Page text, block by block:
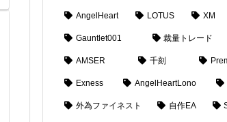
AngelHeart LOTUS XM
Gauntlet001 裁量トレード
AMSER 千刻
Exness AngelHeartLono
外為ファイネスト 自作EA